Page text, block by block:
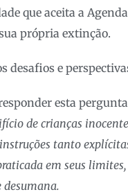
que aceita a
própria extinção.
desafios e
esta
de crianças
instruções tanto
em seus
desumana.